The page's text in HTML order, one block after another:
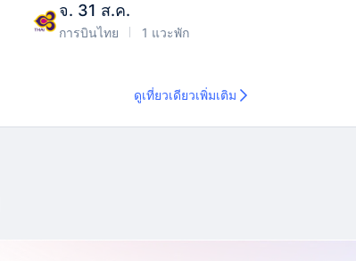
จ. 31 ส.ค.
การบินไทย 1 แวะพัก
ดูเที่ยวเดียวเพิ่มเติม